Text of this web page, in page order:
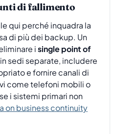
di fallimento
qui perché inquadra la
di più dei backup. Un
isingle point of
sedi separate, includere
e fornire canali di
come telefoni mobili o
i sistemi primari non
on business continuity